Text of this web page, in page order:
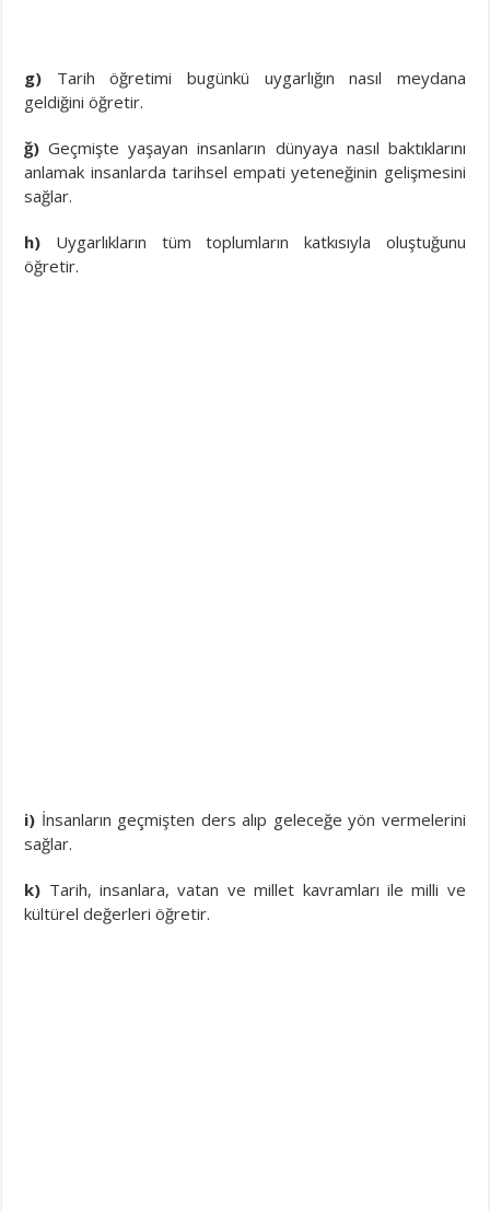
g) Tarih öğretimi bugünkü uygarlığın nasıl meydana
geldiğini öğretir.
ğ) Geçmişte yaşayan insanların dünyaya nasıl baktıklarını
anlamak insanlarda tarihsel empati yeteneğinin gelişmesini
sağlar.
h) Uygarlıkların tüm toplumların katkısıyla oluştuğunu
öğretir.
i) İnsanların geçmişten ders alıp geleceğe yön vermelerini
sağlar.
k) Tarih, insanlara, vatan ve millet kavramları ile milli ve
kültürel değerleri öğretir.